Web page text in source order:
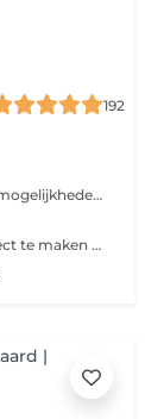
192
Tijdens de intake bespreken we uitgebreid de mogelijkheden van permanente make-up, kunt u al uw vragen stellen en laten wij zien wat het beste bij u past.
Bij powderbrows proberen we een poeder effect te maken bij de wenkbrauwen. De voorkant van de wenkbrauwen maken we lichter, zodat we een heel natuurlijk resultaat geven aan de wenkbrauwen. Het lijkt het net alsof de wenkbrauw met een potlood of poeder licht zijn ingekleurd. De prijs is incl. na behandeling binnen 2 maanden.